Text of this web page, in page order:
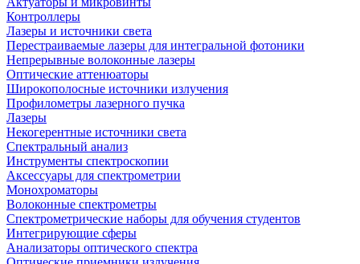
Контроллеры
Лазеры и источники света
Перестраиваемые лазеры для интегральной фотоники
Непрерывные волоконные лазеры
Оптические аттенюаторы
Широкополосные источники излучения
Профилометры лазерного пучка
Лазеры
Некогерентные источники света
Спектральный анализ
Инструменты спектроскопии
Аксессуары для спектрометрии
Монохроматоры
Волоконные спектрометры
Спектрометрические наборы для обучения студентов
Интегрирующие сферы
Анализаторы оптического спектра